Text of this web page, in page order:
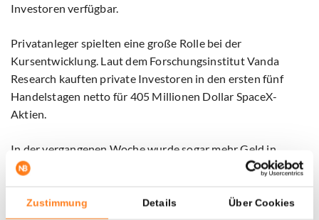
Zustimmung Details Über Cookies
Investoren verfügbar.
Privatanleger spielten eine große Rolle bei der
Kursentwicklung. Laut dem Forschungsinstitut Vanda
Research kauften private Investoren in den ersten fünf
Handelstagen netto für 405 Millionen Dollar SpaceX-
Aktien.
In der vergangenen Woche wurde sogar mehr Geld in
SpaceX investiert als in alle Aktien der Magnificent Seven
zusammen.